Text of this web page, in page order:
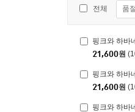
전체 품
핑크와 하바
21,600원
핑크와 하바
21,600원
핑크와 하바